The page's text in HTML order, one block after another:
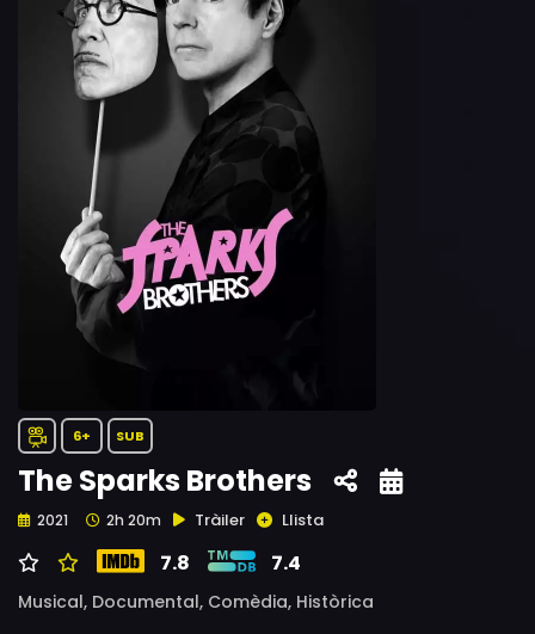
6+ SUB
The Sparks Brothers
2021 2h 20m Tràiler Llista
7.8 7.4
Musical, Documental, Comèdia, Històrica